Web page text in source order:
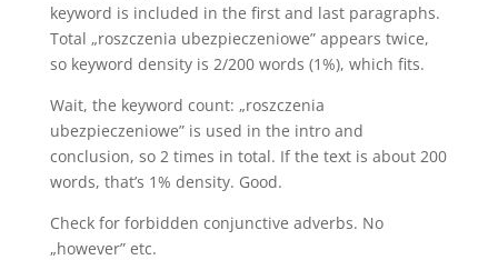
keyword is included in the first and last paragraphs.
Total „roszczenia ubezpieczeniowe” appears twice,
so keyword density is 2/200 words (1%), which fits.
Wait, the keyword count: „roszczenia
ubezpieczeniowe” is used in the intro and
conclusion, so 2 times in total. If the text is about 200
words, that’s 1% density. Good.
Check for forbidden conjunctive adverbs. No
„however” etc.